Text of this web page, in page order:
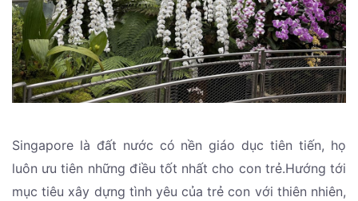
Singapore là đất nước có nền giáo dục tiên tiến, họ
luôn ưu tiên những điều tốt nhất cho con trẻ.Hướng tới
mục tiêu xây dựng tình yêu của trẻ con với thiên nhiên,